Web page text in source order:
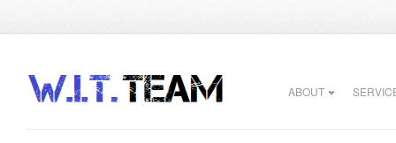
ABOUT
Sketchbook5, 스케치북5
Sketchbook5, 스케치북5